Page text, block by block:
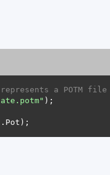
a POTM file